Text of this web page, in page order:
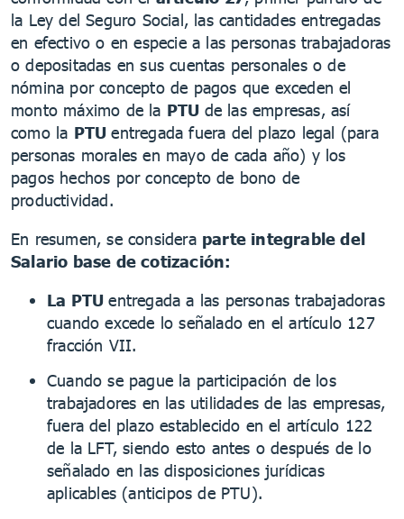
la Ley del Seguro Social, las cantidades entregadas
en efectivo o en especie a las personas trabajadoras
o depositadas en sus cuentas personales o de
nómina por concepto de pagos que exceden el
monto máximo de la PTU de las empresas, así
como la PTUentregada fuera del plazo legal (para
personas morales en mayo de cada año) y los
pagos hechos por concepto de bono de
productividad.
En resumen, se considera parte integrable del
Salario base de cotización:
La PTUentregada a las personas trabajadoras
cuando excede lo señalado en el artículo 127
fracción VII.
Cuando se pague la participación de los
trabajadores en las utilidades de las empresas,
fuera del plazo establecido en el artículo 122
de la LFT, siendo esto antes o después de lo
señalado en las disposiciones jurídicas
aplicables (anticipos de PTU).